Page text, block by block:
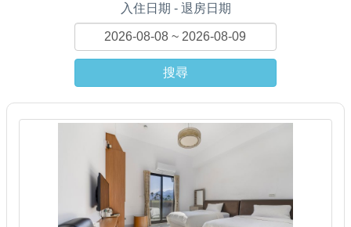
入住日期 - 退房日期
搜尋